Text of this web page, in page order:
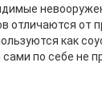
отличаются от
как
по себе не